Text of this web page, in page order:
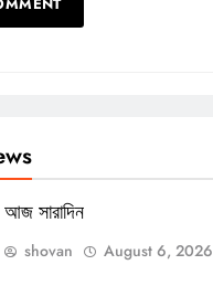
আজ সারাদিন
shovan August 6, 2026